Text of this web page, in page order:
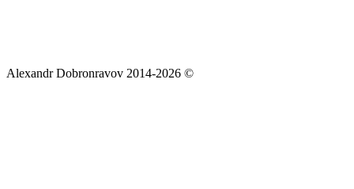
Alexandr Dobronravov 2014-2026 ©